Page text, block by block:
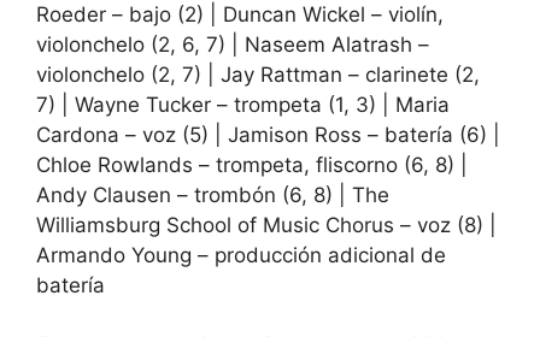
Roeder – bajo (2) | Duncan Wickel – violín,
violonchelo (2, 6, 7) | Naseem Alatrash –
violonchelo (2, 7) | Jay Rattman – clarinete (2,
7) | Wayne Tucker – trompeta (1, 3) | Maria
Cardona – voz (5) | Jamison Ross – batería (6) |
Chloe Rowlands – trompeta, fliscorno (6, 8) |
Andy Clausen – trombón (6, 8) | The
Williamsburg School of Music Chorus – voz (8) |
Armando Young – producción adicional de
batería